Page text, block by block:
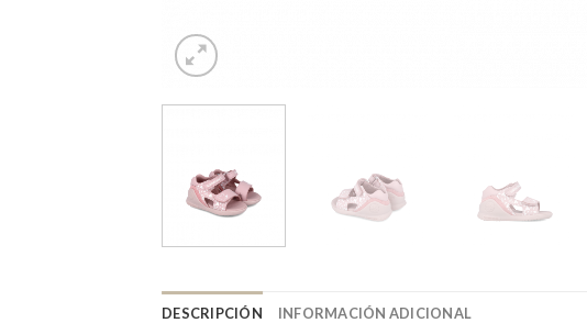
DESCRIPCIÓN INFORMACIÓN ADICIONAL